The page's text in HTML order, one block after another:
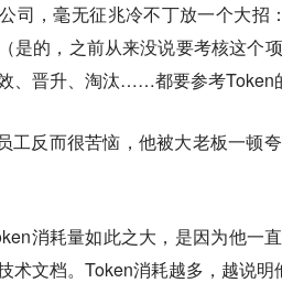
司，毫无征兆冷不丁放一个大招
是的，之前从来没说要考核这个
、晋升、淘汰……都要参考Token
工反而很苦恼，他被大老板一顿
消耗量如此之大，是因为他一
文档。Token消耗越多，越说明